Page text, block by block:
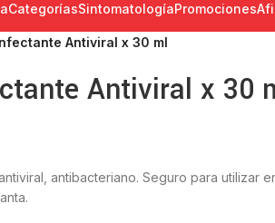
CategoríasSintomatologíaPromociones
Antiviral x 30 ml
Antiviral x 30
antibacteriano. Seguro para utilizar